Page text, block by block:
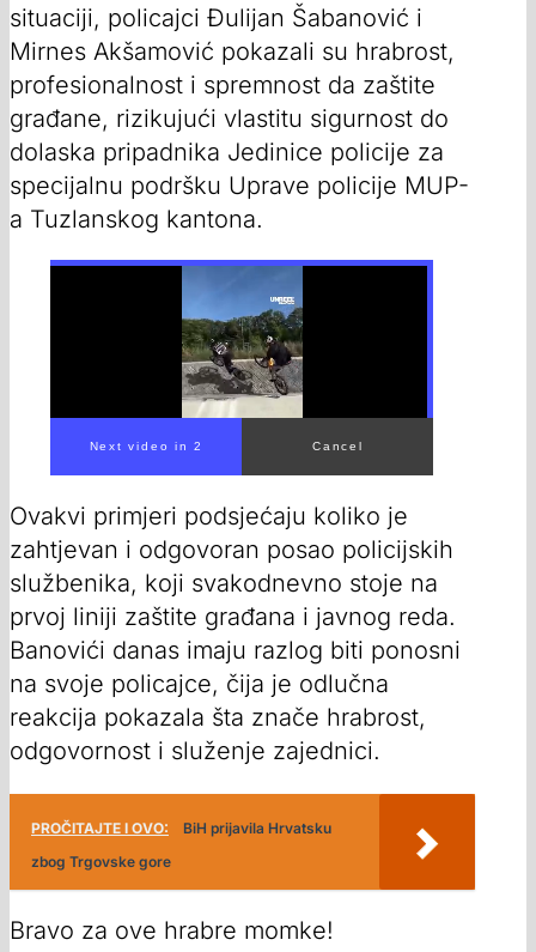
situaciji, policajci Đulijan Šabanović i
Mirnes Akšamović pokazali su hrabrost,
profesionalnost i spremnost da zaštite
građane, rizikujući vlastitu sigurnost do
dolaska pripadnika Jedinice policije za
specijalnu podršku Uprave policije MUP-
a Tuzlanskog kantona.
Ovakvi primjeri podsjećaju koliko je
zahtjevan i odgovoran posao policijskih
službenika, koji svakodnevno stoje na
prvoj liniji zaštite građana i javnog reda.
Banovići danas imaju razlog biti ponosni
na svoje policajce, čija je odlučna
reakcija pokazala šta znače hrabrost,
odgovornost i služenje zajednici.
PROČITAJTE I OVO:
BiH prijavila Hrvatsku
zbog Trgovske gore
Bravo za ove hrabre momke!